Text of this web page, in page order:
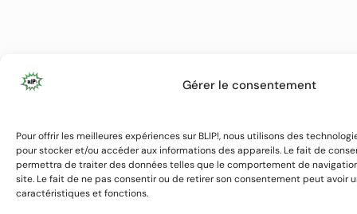
Gérer le consentement
Pour offrir les meilleures expériences sur BLIP!, nous utilisons des
pour stocker et/ou accéder aux informations des appareils. Le fait de
permettra de traiter des données telles que le comportement de
site. Le fait de ne pas consentir ou de retirer son consentement peut avoir
caractéristiques et fonctions.